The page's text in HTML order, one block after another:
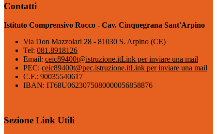
Contatti
Istituto Comprensivo Rocco - Cav. Cinquegrana Sant'Arpino
Via Don Mazzolari 28 - 81030 S. Arpino (CE)
Tel: 081.8918126
Email: ceic89400t@istruzione.itLink per inviare una mail
PEC: ceic89400t@pec.istruzione.itLink per inviare una mail
C.F.: 90035540617
IBAN: IT68U0623075080000056858876
Sezione Link Utili